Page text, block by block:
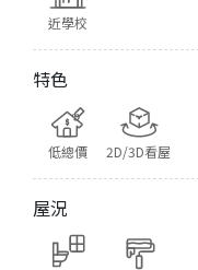
近學校
特色
低總價 2D/3D看屋
屋況